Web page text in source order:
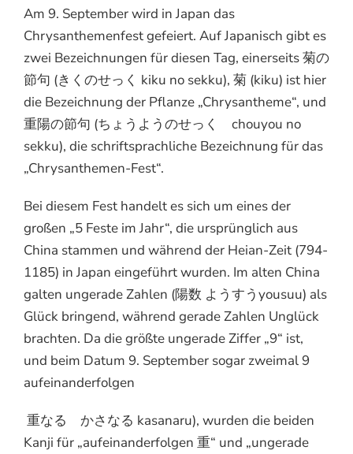
Am 9. September wird in Japan das
Chrysanthemenfest gefeiert. Auf Japanisch gibt es
zwei Bezeichnungen für diesen Tag, einerseits 菊の
節句 (きくのせっく kiku no sekku), 菊 (kiku) ist hier
die Bezeichnung der Pflanze „Chrysantheme“, und
重陽の節句 (ちょうようのせっく chouyou no
sekku), die schriftsprachliche Bezeichnung für das
„Chrysanthemen-Fest“.
Bei diesem Fest handelt es sich um eines der
großen „5 Feste im Jahr“, die ursprünglich aus
China stammen und während der Heian-Zeit (794-
1185) in Japan eingeführt wurden. Im alten China
galten ungerade Zahlen (陽数 ようすうyousuu) als
Glück bringend, während gerade Zahlen Unglück
brachten. Da die größte ungerade Ziffer „9“ ist,
und beim Datum 9. September sogar zweimal 9
aufeinanderfolgen
重なる かさなる kasanaru), wurden die beiden
Kanji für „aufeinanderfolgen 重“ und „ungerade